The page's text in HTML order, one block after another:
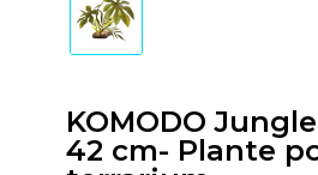
KOMODO
42 cm- Plante